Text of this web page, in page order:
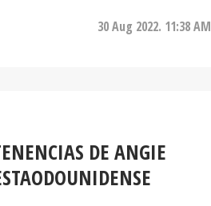
30 Aug 2022. 11:38 AM
DE ANGIE